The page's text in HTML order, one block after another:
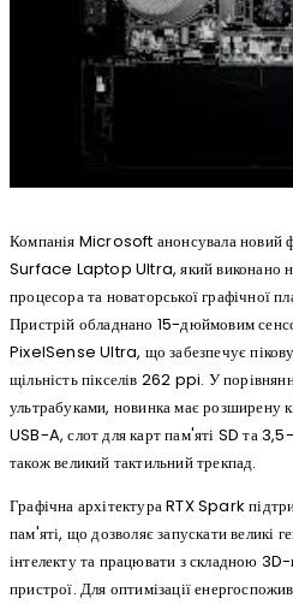
Компанія Microsoft анонсувала новий
Surface Laptop Ultra, який виконано
процесора та новаторської
Пристрій обладнано 15-дюймовим
PixelSense Ultra, що забезпечує пікову
щільність пікселів 262 ppi. У
ультрабуками, новинка має розширену
USB-A, слот для карт пам'яті SD та
також великий тактильний трекпад.
Графічна архітектура RTX Spark
пам'яті, що дозволяє запускати великі
інтелекту та працювати з складною
пристрої. Для оптимізації